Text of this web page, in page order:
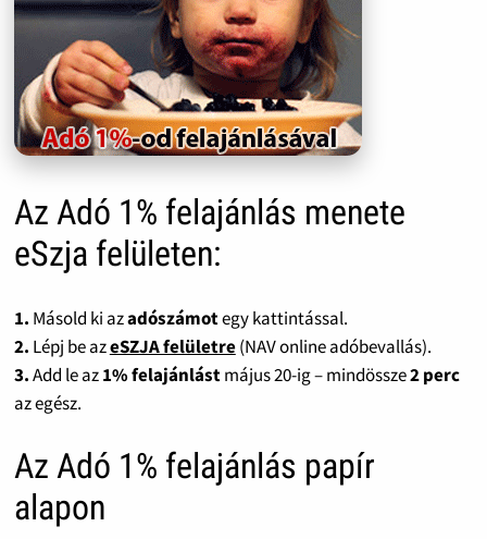
Az Adó 1% felajánlás menete
eSzja felületen:
1. Másold ki azadószámotegy kattintással.
2. Lépj be azeSZJA felületre(NAV online adóbevallás).
3.Add le az1% felajánlástmájus 20-ig – mindössze2 perc
az egész.
Az Adó 1% felajánlás papír
alapon